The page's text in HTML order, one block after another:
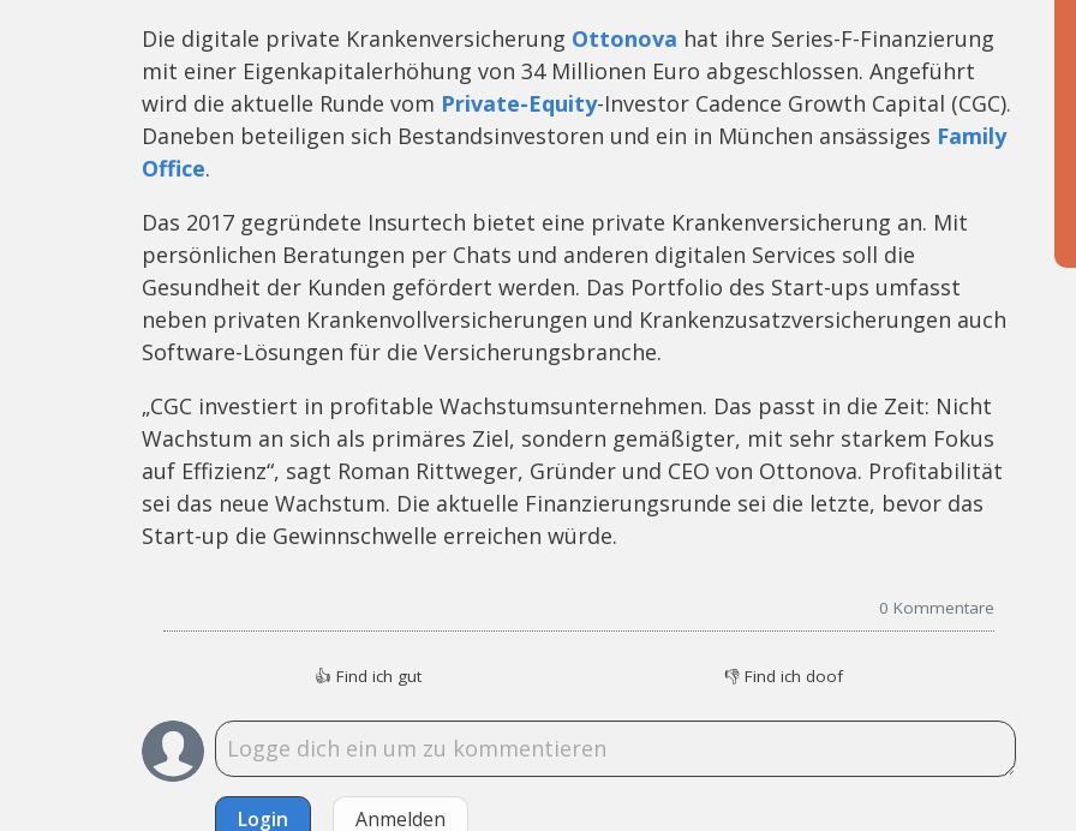
Die digitale private Krankenversicherung Ottonova hat ihre Series-F-Finanzierung
mit einer Eigenkapitalerhöhung von 34 Millionen Euro abgeschlossen. Angeführt
wird die aktuelle Runde vom Private-Equity-Investor Cadence Growth Capital (CGC).
Daneben beteiligen sich Bestandsinvestoren und ein in München ansässiges Family
Office.
Das 2017 gegründete Insurtech bietet eine private Krankenversicherung an. Mit
persönlichen Beratungen per Chats und anderen digitalen Services soll die
Gesundheit der Kunden gefördert werden. Das Portfolio des Start-ups umfasst
neben privaten Krankenvollversicherungen und Krankenzusatzversicherungen auch
Software-Lösungen für die Versicherungsbranche.
„CGC investiert in profitable Wachstumsunternehmen. Das passt in die Zeit: Nicht
Wachstum an sich als primäres Ziel, sondern gemäßigter, mit sehr starkem Fokus
auf Effizienz“, sagt Roman Rittweger, Gründer und CEO von Ottonova. Profitabilität
sei das neue Wachstum. Die aktuelle Finanzierungsrunde sei die letzte, bevor das
Start-up die Gewinnschwelle erreichen würde.
0 Kommentare
👍 Find ich gut 👎 Find ich doof
Login Anmelden